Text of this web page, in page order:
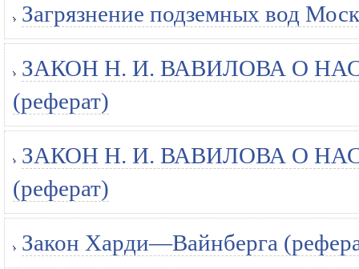
Загрязнение подземных вод
ЗАКОН Н. И. ВАВИЛОВА О
(реферат)
ЗАКОН Н. И. ВАВИЛОВА О
(реферат)
Закон Харди—Вайнберга